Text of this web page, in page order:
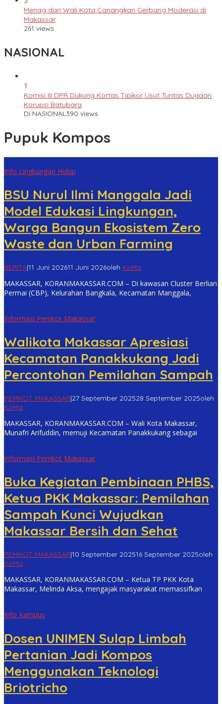
Menag dan Wali Kota Canangkan Gerbang Moderasi di
Makassar
261 views
NASIONAL
1
Komisi III DPR Dukung Kortas Tipikor Usut Tuntas Dugaan
Korupsi Batubara
Di NASIONAL390 views
Pupuk Kompos
Info Lingkungan Hidup
BSU Nurul Ilmi Manggala Jadi
Model Edukasi Lingkungan,
Warga Bangun Ekosistem Zero
Waste dan Urban Farming
BERITA|11 Juni 202611 Juni 2026oleh KoMa
MAKASSAR, KORANMAKASSAR.COM – Di kawasan Cluster Berlian
Permai (CBP), Kelurahan Bangkala, Kecamatan Manggala,
Informasi Pemkot Makassar
Walikota Makassar Apresiasi
Kecamatan Panakkukang Jadi
Percontohan Pemilahan Sampah
PEMKOT MAKASSAR|27 September 202528 September 2025oleh
KoMa
MAKASSAR, KORANMAKASSAR.COM – Wali Kota Makassar,
Munafri Arifuddin, memuji Kecamatan Panakkukang sebagai
Informasi Pemkot Makassar
Buka Kegiatan Pembinaan PHBS,
Ketua PKK Makassar: Pemilahan
Sampah Kunci Wujudkan
Makassar Bersih dan Sehat
PEMKOT MAKASSAR|10 September 202516 September 2025oleh
KoMa
MAKASSAR, KORANMAKASSAR.COM – Ketua TP PKK Kota
Makassar, Melinda Aksa, mengajak masyarakat memassifkan
Info Kampus
Dosen UNIMEN Sulap Limbah
Pertanian Jadi Kompos
Menggunakan Teknologi
Briotricho